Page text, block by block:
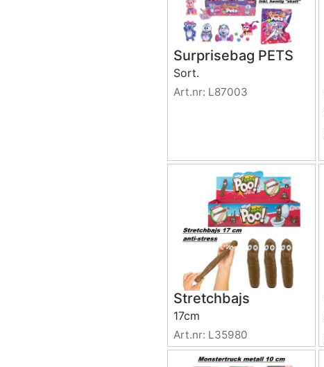
Surprisebag PETS
Sort.
Art.nr: L87003
Stretchbajs
17cm
Art.nr: L35980